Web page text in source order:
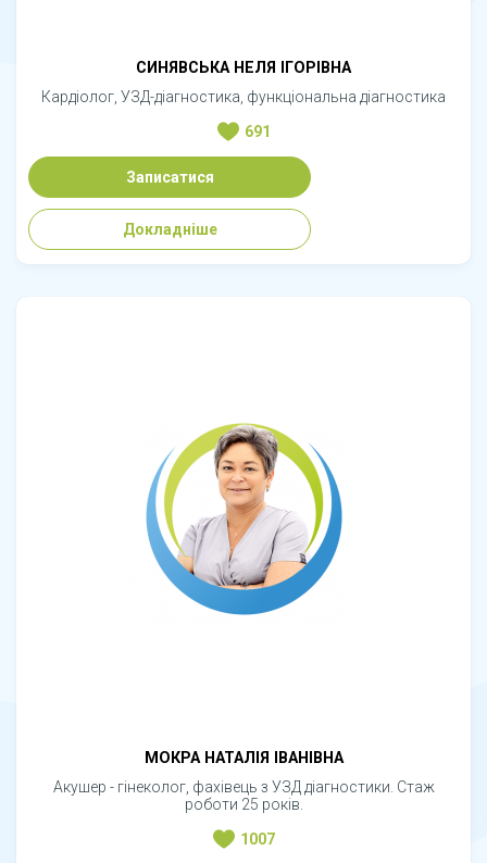
СИНЯВСЬКА НЕЛЯ ІГОРІВНА
Кардіолог, УЗД-діагностика, функціональна діагностика
691
Записатися
Докладніше
МОКРА НАТАЛІЯ ІВАНІВНА
Акушер - гінеколог, фахівець з УЗД діагностики. Стаж
роботи 25 років.
1007